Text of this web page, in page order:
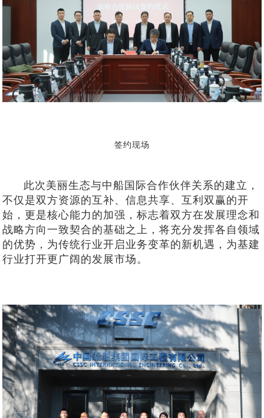
签约现场
此次美丽生态与中船国际合作伙伴关系的建立，
不仅是双方资源的互补、信息共享、互利双赢的开
始 ，更是核心能力的加强，标志着双方在发展理念和
战略方向一致契合的基础之上，将充分发挥各自领域
的优势，为传统行业开启业务变革的新机遇，为基建
行业打开更广阔的发展市场。